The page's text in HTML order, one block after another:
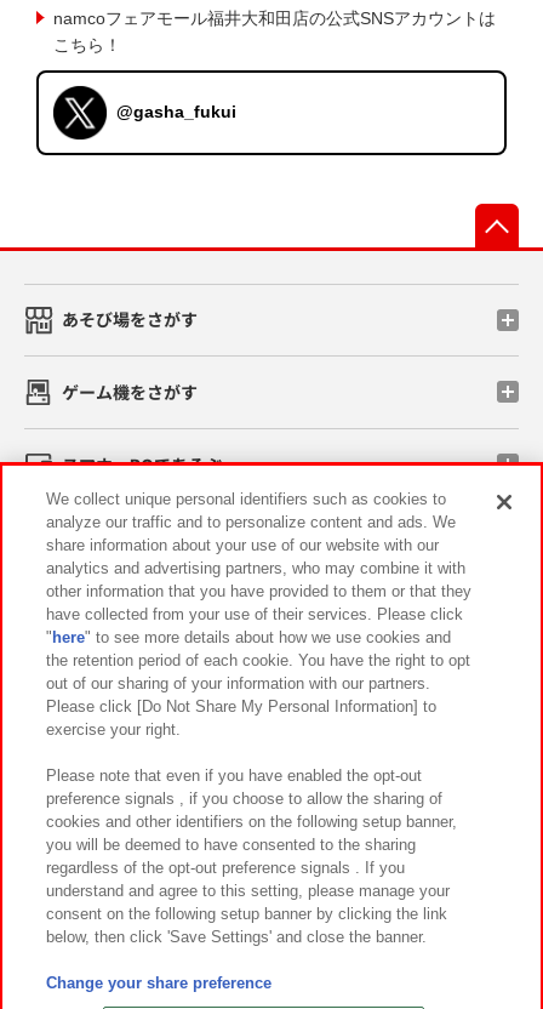
namcoフェアモール福井大和田店の公式SNSアカウントは
こちら！
@gasha_fukui
あそび場をさがす
ゲーム機をさがす
スマホ・PCであそぶ
イベント・キャンペーン
関連会社 サステナビリティ サイトポリシー
プライバシーポリシー ウェブアクセシビリティ方針と検証結果
お取引先さまとともに
カスタマーハラスメント対応方針 よくあるご質問・お問い合わせ
©Bandai Namco Amusement Inc.
©Bandai Namco Amusement Lab Inc.
We collect unique personal identifiers such as cookies to
analyze our traffic and to personalize content and ads. We
share information about your use of our website with our
analytics and advertising partners, who may combine it with
other information that you have provided to them or that they
have collected from your use of their services. Please click
" here" to see more details about how we use cookies and
the retention period of each cookie. You have the right to opt
out of our sharing of your information with our partners.
Please click [Do Not Share My Personal Information] to
exercise your right.
Please note that even if you have enabled the opt-out
preference signals , if you choose to allow the sharing of
cookies and other identifiers on the following setup banner,
you will be deemed to have consented to the sharing
regardless of the opt-out preference signals . If you
understand and agree to this setting, please manage your
consent on the following setup banner by clicking the link
below, then click 'Save Settings' and close the banner.
Change your share preference